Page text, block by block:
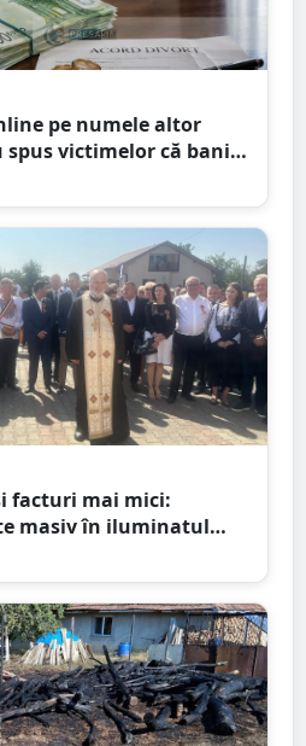
pe numele altor
spus victimelor că banii
facturi mai mici:
masiv în iluminatul